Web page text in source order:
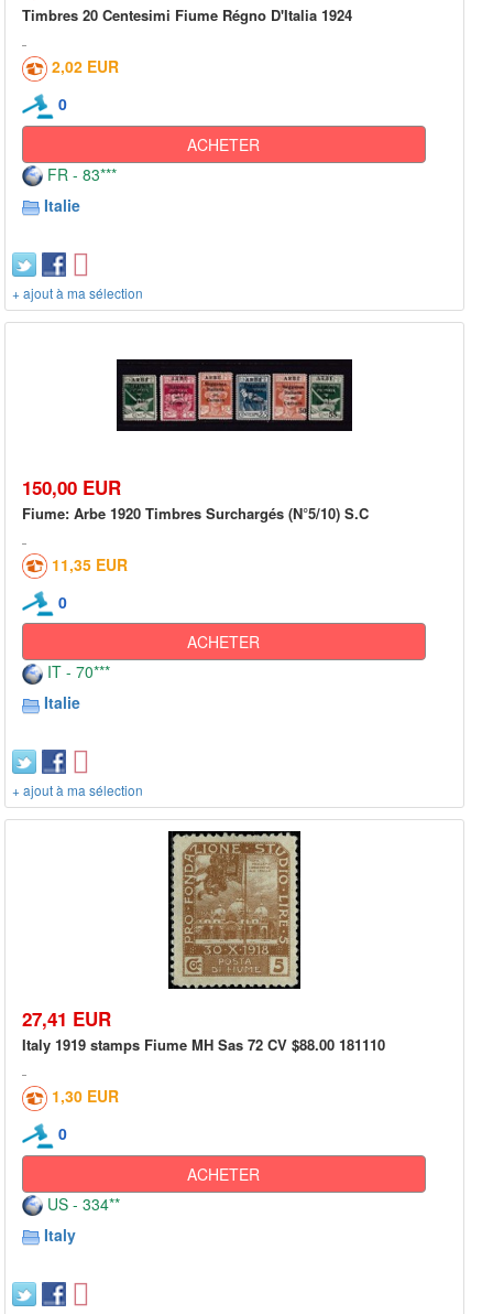
Timbres 20 Centesimi Fiume Régno D'Italia 1924
2,02 EUR
0
ACHETER
FR - 83***
Italie
+ ajout à ma sélection
150,00 EUR
Fiume: Arbe 1920 Timbres Surchargés (N°5/10) S.C
11,35 EUR
0
ACHETER
IT - 70***
Italie
+ ajout à ma sélection
27,41 EUR
Italy 1919 stamps Fiume MH Sas 72 CV $88.00 181110
1,30 EUR
0
ACHETER
US - 334**
Italy